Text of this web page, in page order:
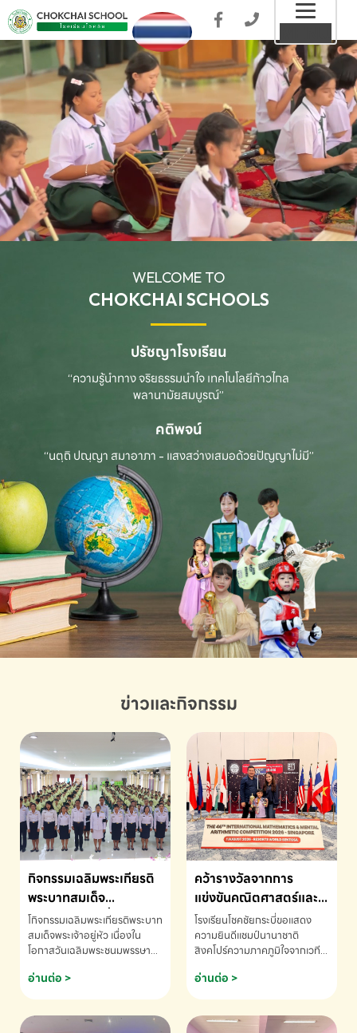
WELCOME TO
CHOKCHAI SCHOOLS
ปรัชญาโรงเรียน
“ความรู้นำทาง จริยธรรมนำใจ เทคโนโลยีก้าวไกล
พลานามัยสมบูรณ์”
คติพจน์
“นตฺถิ ปณฺญา สมาอาภา - แสงสว่างเสมอด้วยปัญญาไม่มี”
ข่าวและกิจกรรม
กิจกรรมเฉลิมพระเกียรติ
พระบาทสมเด็จ
พระเจ้าอยู่หัว เนื่องใน
โอกาสวันเฉลิม
พระชนมพรรษา
โกิจกรรมเฉลิมพระเกียรติพระบาท
สมเด็จพระเจ้าอยู่หัว เนื่องใน
โอกาสวันเฉลิมพระชนมพรรษา
ข้อมูลเพิ่มเติม โทร. 075-691910
อ่านต่อ >
คว้ารางวัลจากการ
แข่งขันคณิตศาสตร์และ
คณิตคิดเร็วนานาชาติ
ครั้งที่ 46 ประจำปี 2569
ณ ประเทศสิงคโปร์
โรงเรียนโชคชัยกระบี่ขอแสดง
ความยินดีแชมป์นานาชาติ
สิงคโปร์ความภาคภูมิใจจากเวที
ด.ช.พัทธนันท์ พรหมพันธ์ ชั้น
อนุบาล EP K3 โรงเรียนโชคชัย
แข่งขันคณิตศาสตร์และคณิตคิด
อ่านต่อ >